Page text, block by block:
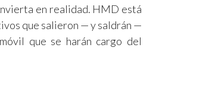
en realidad. HMD está
que salieron — y saldrán —
que se harán cargo del